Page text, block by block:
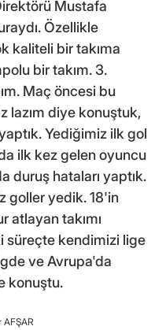
Mustafa
Özellikle
kaliteli bir takıma
bir takım. 3.
Maç öncesi bu
lazım diye konuştuk,
Yediğimiz ilk gol
ilk kez gelen oyuncu
duruş hataları yaptık.
goller yedik. 18'in
atlayan takımı
süreçte kendimizi lige
ve Avrupa'da
konuştu.
AFŞAR